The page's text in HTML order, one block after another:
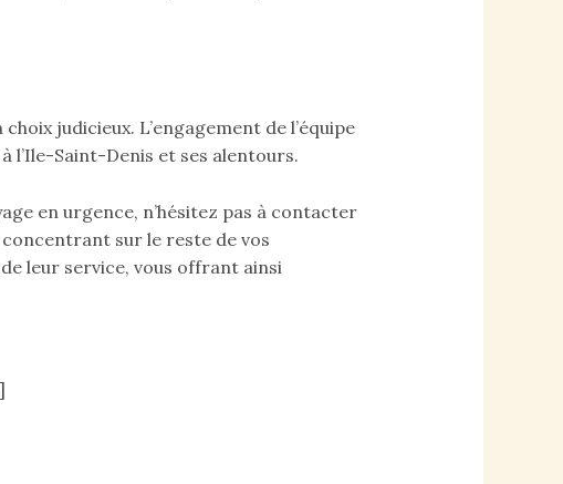
judicieux. L’engagement de l’équipe
l’Ile-Saint-Denis et ses alentours.
en urgence, n’hésitez pas à contacter
sur le reste de vos
leur service, vous offrant ainsi
]